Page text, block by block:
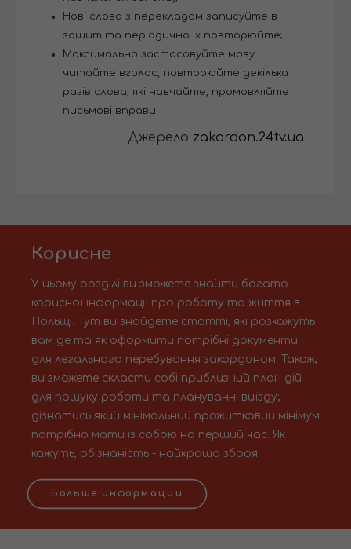
Нові слова з перекладом записуйте в
зошит та періодично їх повторюйте;
Максимально застосовуйте мову:
читайте вголос, повторюйте декілька
разів слова, які навчайте, промовляйте
письмові вправи.
Джерело zakordon.24tv.ua
Корисне
У цьому розділі ви зможете знайти багато
корисної інформації про роботу та життя в
Польщі. Тут ви знайдете статті, які розкажуть
вам де та як оформити потрібні документи
для легального перебування закордоном. Також,
ви зможете скласти собі приблизний план дій
для пошуку роботи та плануванні виїзду;
дізнатись який мінімальний прожитковий мінімум
потрібно мати із собою на перший час. Як
кажуть, обізнаність - найкраща зброя.
Больше информации